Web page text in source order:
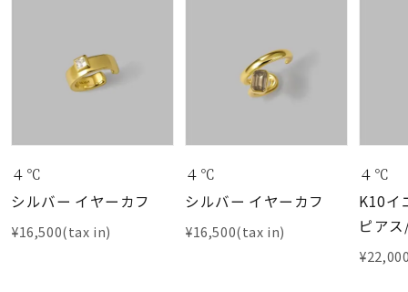
４℃
シルバー イヤーカフ
¥16,500(tax in)
４℃
シルバー イヤーカフ
¥16,500(tax in)
４℃
K10イ
ピア